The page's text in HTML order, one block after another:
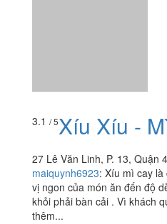
3.1 / 5Xíu Xíu -
27 Lê Văn Linh, P. 13, Quận
maiquynh6923: Xíu mì cay là
vị ngon của món ăn đến độ
khỏi phải bàn cải . Vì khách
thêm...